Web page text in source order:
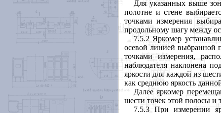
Для указанных выше
полотне и стене
точками измерения
продольному шагу между
7.5.2 Яркомер
осевой линией выбранной
точками измерения,
наблюдателя наклонена
яркости для каждой из
как среднюю яркость
Далее яркомер
шести точек этой полосы и
7.5.3 При измерении